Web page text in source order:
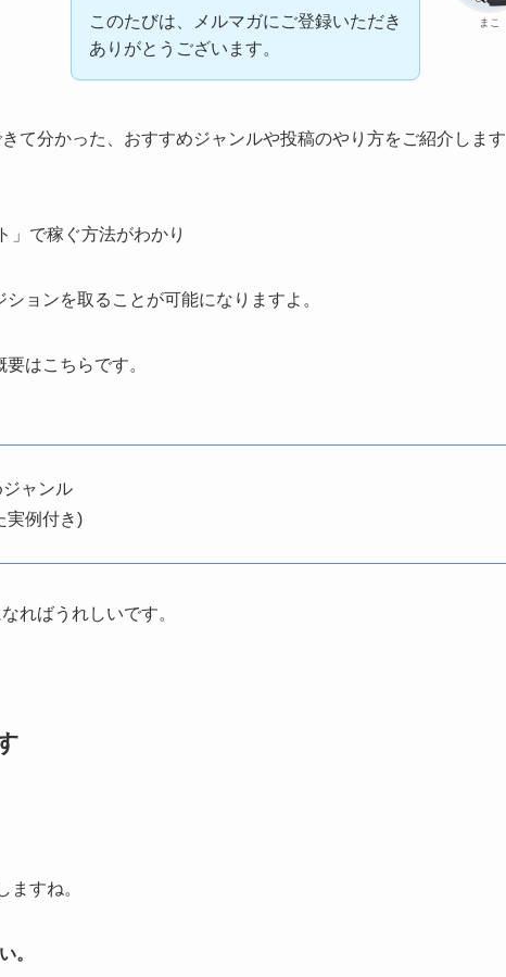
まこ
このたびは、メルマガにご登録いただき
ありがとうございます。
て分かった、おすすめジャンルや投稿のやり方をご紹介します
」で稼ぐ方法がわかり
ョンを取ることが可能になりますよ。
はこちらです。
ャンル
実例付き)
ればうれしいです。
すね。
。